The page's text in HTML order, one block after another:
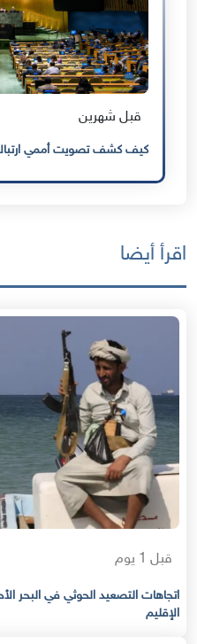
قبل شهرين
كيف كشف تصويت أممي ارتباك
اقرأ أيضا
قبل 1 يوم
اتجاهات التصعيد الحوثي في البحر
الإقليم